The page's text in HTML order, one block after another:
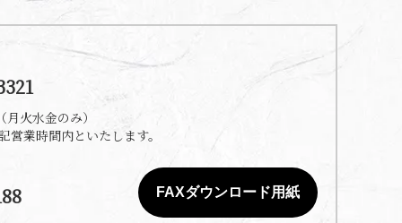
火水金のみ）
業時間内といたします。
FAXダウンロード用紙